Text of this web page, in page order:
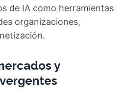
de IA como herramientas
organizaciones,
y